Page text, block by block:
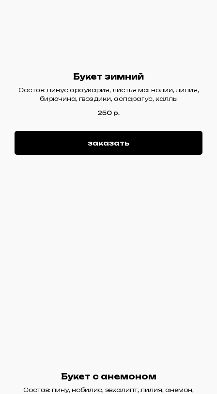
Букет зимний
Состав: пинус араукария, листья магнолии, лилия,
бирючина, гвоздики, аспарагус, каллы
250 р.
заказать
Букет с анемоном
Состав: пину, нобилис, эвкалипт, лилия, анемон,